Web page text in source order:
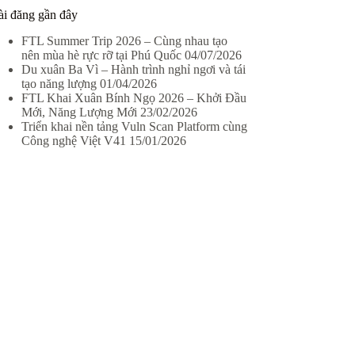
đăng gần đây
FTL Summer Trip 2026 – Cùng nhau tạo
nên mùa hè rực rỡ tại Phú Quốc 04/07/2026
Du xuân Ba Vì – Hành trình nghỉ ngơi và tái
tạo năng lượng 01/04/2026
FTL Khai Xuân Bính Ngọ 2026 – Khởi Đầu
Mới, Năng Lượng Mới 23/02/2026
Triển khai nền tảng Vuln Scan Platform cùng
Công nghệ Việt V41 15/01/2026